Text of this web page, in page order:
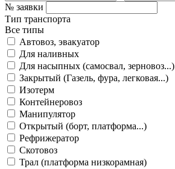
№ заявки
Тип транспорта
Все типы
Автовоз, эвакуатор
Для наливных
Для насыпных (самосвал, зерновоз...)
Закрытый (Газель, фура, легковая...)
Изотерм
Контейнеровоз
Манипулятор
Открытый (борт, платформа...)
Рефрижератор
Скотовоз
Трал (платформа низкорамная)